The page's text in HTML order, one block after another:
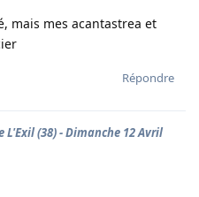
mais mes acantastrea et
Répondre
(38) - Dimanche 12 Avril